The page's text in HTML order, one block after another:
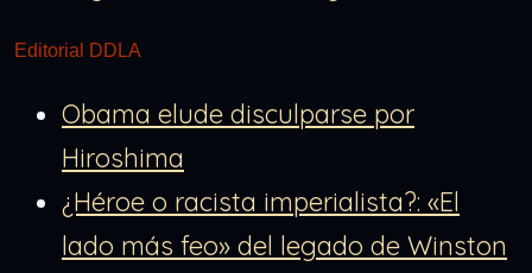
Editorial DDLA
Obama elude disculparse por
Hiroshima
¿Héroe o racista imperialista?: «El
lado más feo» del legado de Winston